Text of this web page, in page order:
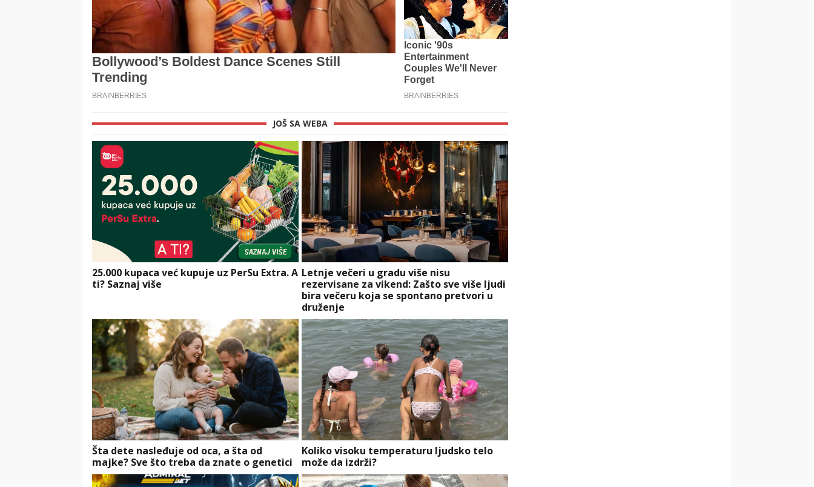
JOŠ SA WEBA
25.000 kupaca već kupuje uz PerSu Extra. A
ti? Saznaj više
Letnje večeri u gradu više nisu
rezervisane za vikend: Zašto sve više ljudi
bira večeru koja se spontano pretvori u
druženje
Šta dete nasleđuje od oca, a šta od
majke? Sve što treba da znate o genetici
Koliko visoku temperaturu ljudsko telo
može da izdrži?